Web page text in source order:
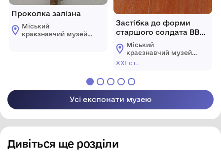
Проколка залізна
Міський
краєзнавчий музей
Застібка до форми
старшого солдата ВВ
МВС України
Міський
краєзнавчий музей
Гайсинщини
ХХІ ст.
Усі експонати музею
Дивіться ще розділи